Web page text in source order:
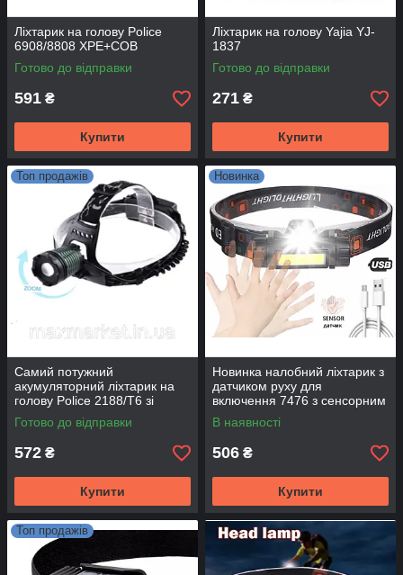
Ліхтарик на голову Police
6908/8808 XPE+COB
Готово до відправки
591 ₴
Купити
Ліхтарик на голову Yajia YJ-
1837
Готово до відправки
271 ₴
Купити
Топ продажів
Самий потужний
акумуляторний ліхтарик на
голову Police 2188/T6 зі
світлодіодом T6 1000Lumen
Готово до відправки
572 ₴
Купити
Новинка
Новинка налобний ліхтарик з
датчиком руху для
включення 7476 з сенсорним
включенням
В наявності
506 ₴
Купити
Топ продажів